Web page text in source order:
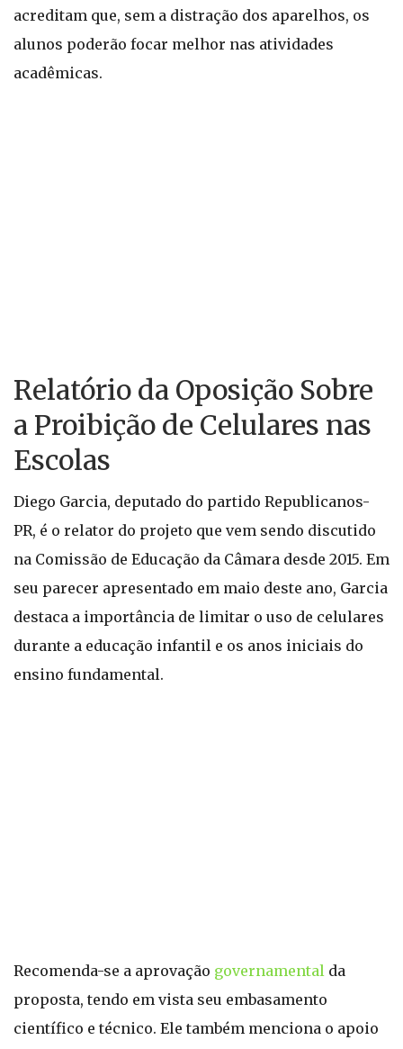
acreditam que, sem a distração dos aparelhos, os
alunos poderão focar melhor nas atividades
acadêmicas.
Relatório da Oposição Sobre
a Proibição de Celulares nas
Escolas
Diego Garcia, deputado do partido Republicanos-
PR, é o relator do projeto que vem sendo discutido
na Comissão de Educação da Câmara desde 2015. Em
seu parecer apresentado em maio deste ano, Garcia
destaca a importância de limitar o uso de celulares
durante a educação infantil e os anos iniciais do
ensino fundamental.
Recomenda-se a aprovação governamental da
proposta, tendo em vista seu embasamento
científico e técnico. Ele também menciona o apoio